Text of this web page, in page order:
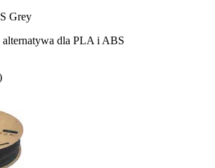
Grey
alternatywa dla PLA i ABS